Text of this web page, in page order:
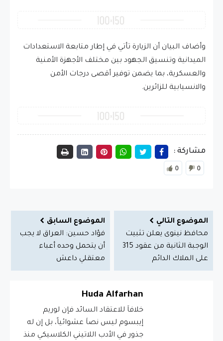
وأضاف البيان أن الزيارة تأتي في إطار متابعة الاستعدادات
الميدانية وتنسيق الجهود بين مختلف الأجهزة الأمنية
والعسكرية، بما يضمن توفير أقصى درجات الأمن
والانسيابية للزائرين.
مشاركة :
0 0
الموضوع التالي
محافظ نينوى يعلن تثبيت
الوجبة الثانية من عقود 315
على الملاك الدائم
الموضوع السابق
فؤاد حسين: العراق لا يجب
أن يتحمل وحده أعباء
معتقلي داعش
Huda Alfarhan
خلافاَ للاعتقاد السائد فإن لوريم
إيبسوم ليس نصاَ عشوائياً، بل إن له
جذور في الأدب اللاتيني الكلاسيكي منذ